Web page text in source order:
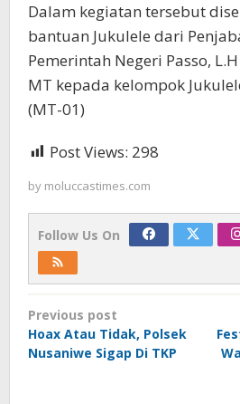
Dalam kegiatan tersebut
bantuan Jukulele dari
Pemerintah Negeri Passo, L.H
MT kepada kelompok
(MT-01)
Post Views: 298
by moluccastimes.com
Follow Us On
Post
navigation
Previous post
Hoax Atau Tidak, Polsek
Nusaniwe Sigap Di TKP